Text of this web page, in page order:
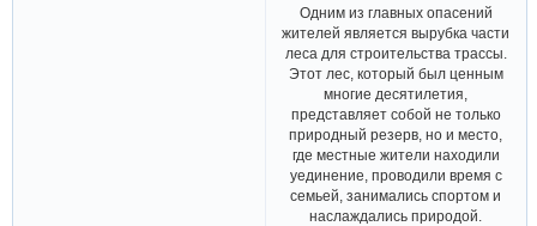
Одним из главных опасений
жителей является вырубка части
леса для строительства трассы.
Этот лес, который был ценным
многие десятилетия,
представляет собой не только
природный резерв, но и место,
где местные жители находили
уединение, проводили время с
семьей, занимались спортом и
наслаждались природой.